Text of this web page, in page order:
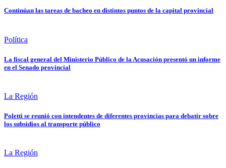
Continúan las tareas de bacheo en distintos puntos de la capital provincial
Política
La fiscal general del Ministerio Público de la Acusación presentó un informe
en el Senado provincial
La Región
Poletti se reunió con intendentes de diferentes provincias para debatir sobre
los subsidios al transporte público
La Región